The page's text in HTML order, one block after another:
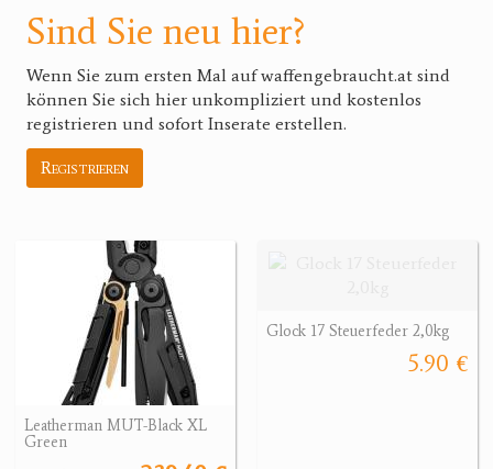
Sind Sie neu hier?
Wenn Sie zum ersten Mal auf waffengebraucht.at sind
können Sie sich hier unkompliziert und kostenlos
registrieren und sofort Inserate erstellen.
Registrieren
Leatherman MUT-Black XL
Green
Glock 17 Steuerfeder 2,0kg
5.90 €